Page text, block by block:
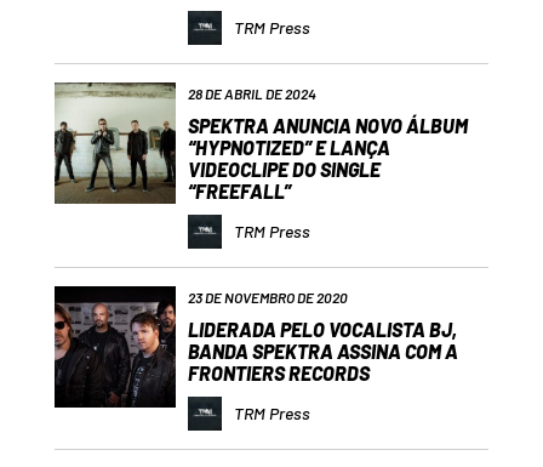
TRM Press
28 DE ABRIL DE 2024
SPEKTRA ANUNCIA NOVO ÁLBUM
“HYPNOTIZED” E LANÇA
VIDEOCLIPE DO SINGLE
“FREEFALL”
TRM Press
23 DE NOVEMBRO DE 2020
LIDERADA PELO VOCALISTA BJ,
BANDA SPEKTRA ASSINA COM A
FRONTIERS RECORDS
TRM Press